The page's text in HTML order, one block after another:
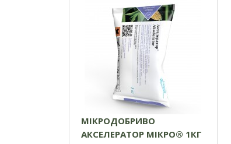
МІКРОДОБРИВО
АКСЕЛЕРАТОР МІКРО® 1КГ